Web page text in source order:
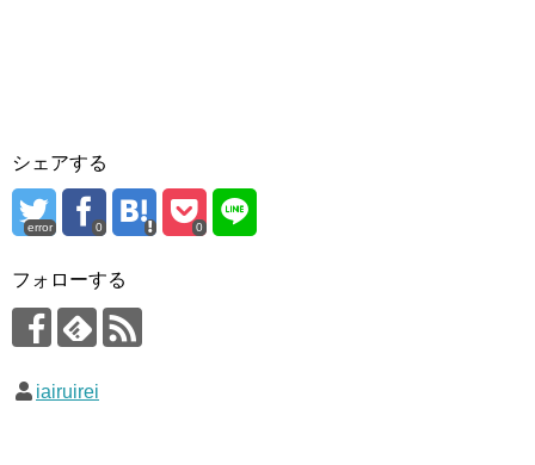
シェアする
error 0 0
フォローする
iairuirei